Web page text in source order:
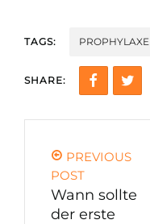
TAGS: PROPHYLAXE
SHARE:
PREVIOUS
POST
Wann sollte
der erste